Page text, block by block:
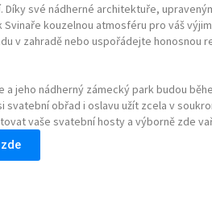
Díky své nádherné architektuře,
kouzelnou atmosféru pro váš
v zahradě nebo uspořádejte honosnou
a jeho nádherný zámecký park budou
svatební obřad i oslavu užít zcela v
vaše svatební hosty a výborně zde